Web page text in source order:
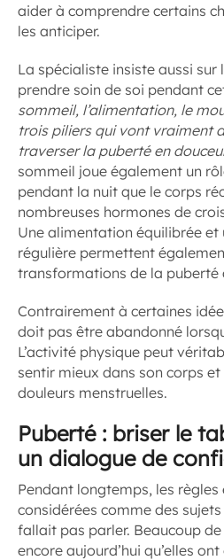
aider à comprendre certains
les anticiper.
La spécialiste insiste aussi sur
prendre soin de soi pendant
sommeil, l’alimentation, le
trois piliers qui vont vraiment
traverser la puberté en
sommeil joue également un
pendant la nuit que le corps
nombreuses hormones de
Une alimentation équilibrée
régulière permettent
transformations de la puberté
Contrairement à certaines
doit pas être abandonné
L’activité physique peut
sentir mieux dans son corps
douleurs menstruelles.
Puberté : briser le
un dialogue de
Pendant longtemps, les
considérées comme des
fallait pas parler. Beaucoup
encore aujourd’hui qu’elles